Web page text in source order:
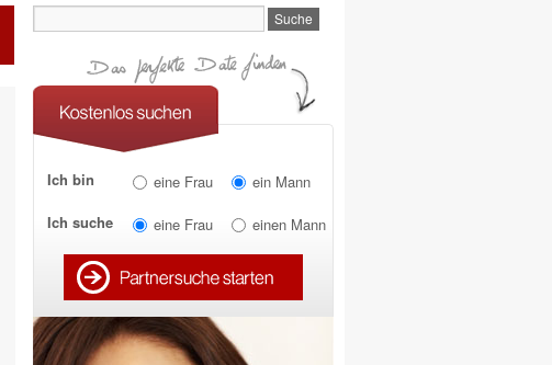
Ich bin eine Frau
ein Mann
Ich suche
eine Frau einen Mann